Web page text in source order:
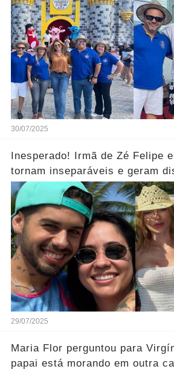
30/07/2025
Inesperado! Irmã de Zé Felipe
tornam inseparáveis e geram
29/07/2025
Maria Flor perguntou para
papai está morando em outra